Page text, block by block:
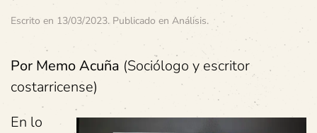
Escrito en 13/03/2023. Publicado en Análisis.
Por Memo Acuña (Sociólogo y escritor
costarricense)
En lo